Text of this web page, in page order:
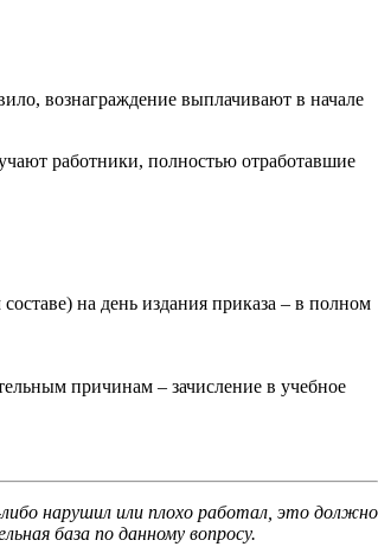
вознаграждение выплачивают в начале
работники, полностью отработавшие
на день издания приказа – в полном
причинам – зачисление в учебное
нарушил или плохо работал, это должно
база по данному вопросу.